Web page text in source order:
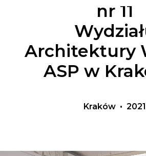
nr 11
Architektury
ASP w
Kraków • 2021